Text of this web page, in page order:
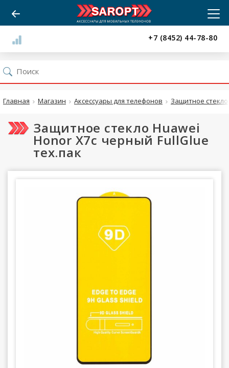
+7 (8452) 44-78-80
Главная Магазин Аксессуары для телефонов Защитное стекло
Защитное стекло Huawei
Honor X7c черный FullGlue
тех.пак